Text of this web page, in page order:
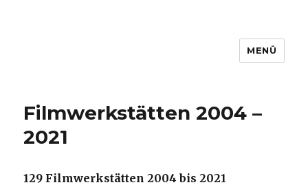
MENÜ
Filmwerkstätten 2004 –
2021
129 Filmwerkstätten 2004 bis 2021